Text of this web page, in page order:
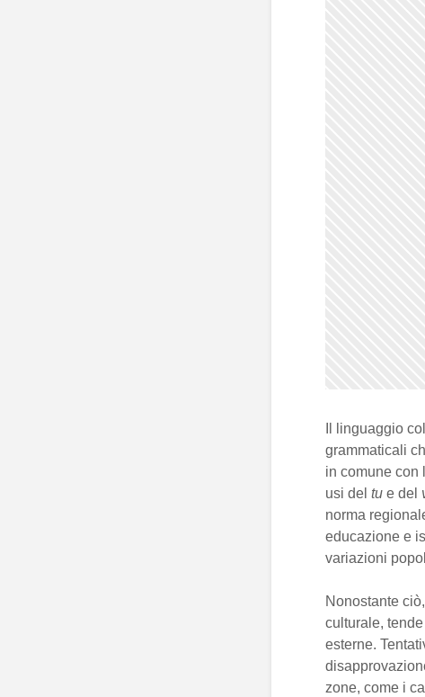
Il linguaggio
grammaticali
in comune con
usi del tu e del
norma
educazione e
variazioni
Nonostante
culturale,
esterne.
zone, come i